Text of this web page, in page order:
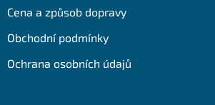
Cena a způsob dopravy
Obchodní podmínky
Ochrana osobních údajů